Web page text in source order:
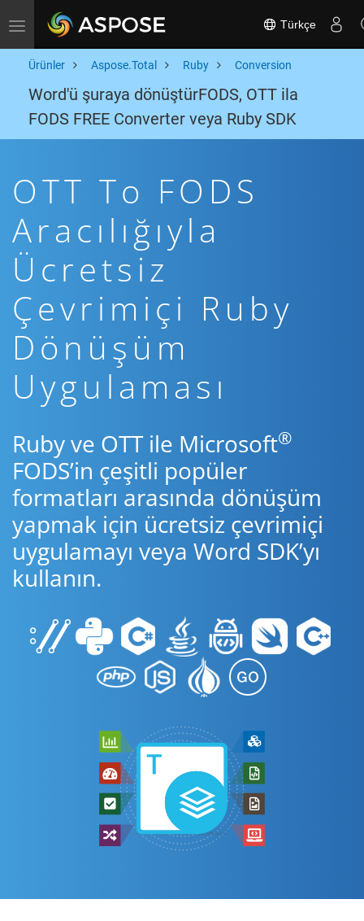
Toggle navigation Türkçe
Ürünler Aspose.Total Ruby Conversion
Word'ü şuraya dönüştürFODS, OTT ila
FODS FREE Converter veya Ruby SDK
OTT To FODS
Aracılığıyla
Ücretsiz
Çevrimiçi Ruby
Dönüşüm
Uygulaması
Ruby ve OTT ile Microsoft®
FODS’in çeşitli popüler
formatları arasında dönüşüm
yapmak için ücretsiz çevrimiçi
uygulamayı veya Word SDK’yı
kullanın.